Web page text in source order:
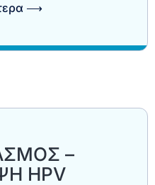
⟶
–
HPV